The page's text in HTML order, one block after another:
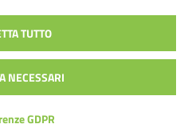
SPA|Concept & Design by
Italia
TUTTO
NECESSARI
GDPR